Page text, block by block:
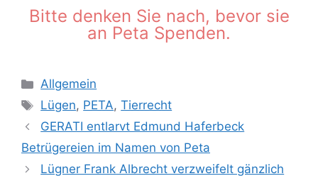
Bitte denken Sie nach, bevor sie
an Peta Spenden.
Allgemein
Lügen, PETA,Tierrecht
GERATI entlarvt Edmund Haferbeck
Betrügereien im Namen von Peta
Lügner Frank Albrecht verzweifelt gänzlich